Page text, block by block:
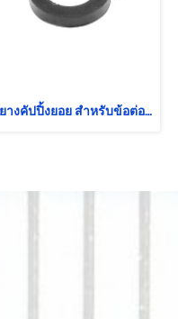
ลูกยางคัปปิ้งยอย สำหรับข้อต่อสวมเร็ว สำหรับขนาด 1/2" (ขนาด 16-26-4)